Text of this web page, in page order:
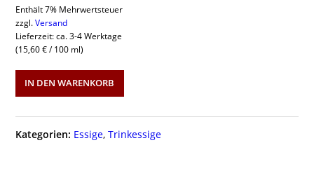
Enthält 7% Mehrwertsteuer
(15,60€/ 100 ml)
zzgl.Versand
Lieferzeit: ca. 3-4 Werktage
Doktorenhof
Affaire"
Menge
IN DEN WARENKORB
Kategorien: Essige,Trinkessige